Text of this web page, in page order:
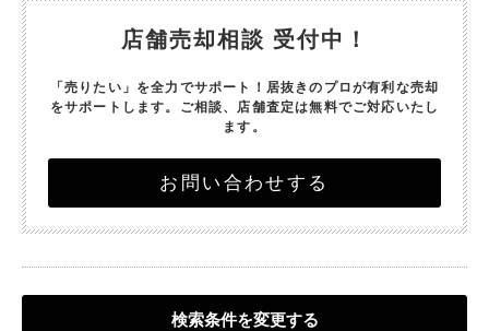
店舗売却相談 受付中！
「売りたい」を全力でサポート！ 居抜きのプロが有利な売却
をサポートします。 ご相談、店舗査定は無料でご対応いたし
ます。
お問い合わせする
検索条件を変更する